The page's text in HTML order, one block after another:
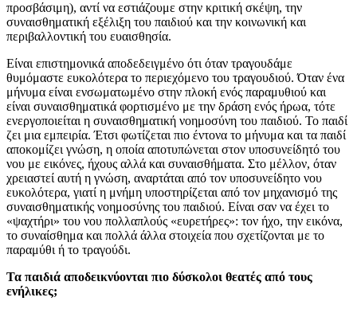
προσβάσιμη), αντί να εστιάζουμε στην κριτική σκέψη, την
συναισθηματική εξέλιξη του παιδιού και την κοινωνική και
περιβαλλοντική του ευαισθησία.
Είναι επιστημονικά αποδεδειγμένο ότι όταν τραγουδάμε
θυμόμαστε ευκολότερα το περιεχόμενο του τραγουδιού. Όταν ένα
μήνυμα είναι ενσωματωμένο στην πλοκή ενός παραμυθιού και
είναι συναισθηματικά φορτισμένο με την δράση ενός ήρωα, τότε
ενεργοποιείται η συναισθηματική νοημοσύνη του παιδιού. Το παιδί
ζει μια εμπειρία. Έτσι φωτίζεται πιο έντονα το μήνυμα και τα παιδί
αποκομίζει γνώση, η οποία αποτυπώνεται στον υποσυνείδητό του
νου με εικόνες, ήχους αλλά και συναισθήματα. Στο μέλλον, όταν
χρειαστεί αυτή η γνώση, αναρτάται από τον υποσυνείδητο νου
ευκολότερα, γιατί η μνήμη υποστηρίζεται από τον μηχανισμό της
συναισθηματικής νοημοσύνης του παιδιού. Είναι σαν να έχει το
«ψαχτήρι» του νου πολλαπλούς «ευρετήρες»: τον ήχο, την εικόνα,
το συναίσθημα και πολλά άλλα στοιχεία που σχετίζονται με το
παραμύθι ή το τραγούδι.
Τα παιδιά αποδεικνύονται πιο δύσκολοι θεατές από τους
ενήλικες;